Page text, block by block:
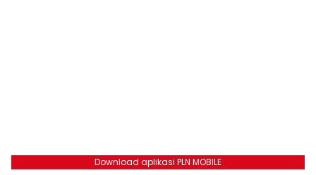
Download aplikasi PLN MOBILE